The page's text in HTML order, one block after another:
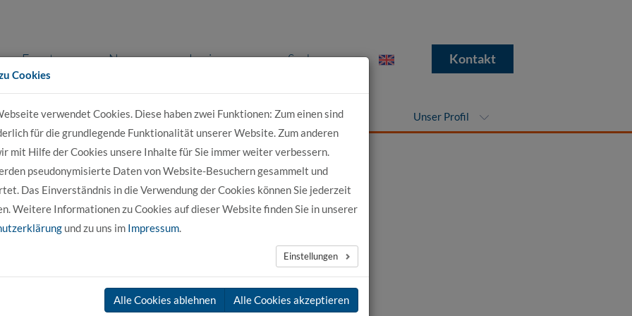
Events News Login Suche Kontakt
Bewerber Für Studierende Für Unternehmen Unser Profil
21 Vorkurs Mathematik für Technikstudiengänge
Gebäudetechnik DUAL und
Gebäudetechnik DUAL und Ingenieurwesen Mechatronik DUAL bietet
an. Der Kurs ist kostenfrei und bietet die Möglichkeit, ihre Kenntnisse in
Cookies
verwendet Cookies. Diese haben zwei Funktionen: Zum einen sind
für die grundlegende Funktionalität unserer Website. Zum anderen
mit Hilfe der Cookies unsere Inhalte für Sie immer weiter verbessern.
pseudonymisierte Daten von Website-Besuchern gesammelt und
Das Einverständnis in die Verwendung der Cookies können Sie jederzeit
Weitere Informationen zu Cookies auf dieser Website finden Sie in unserer
und zu uns im Impressum.
Einstellungen
Alle Cookies ablehnen Alle Cookies akzeptieren